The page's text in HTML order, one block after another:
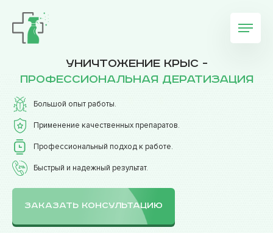
Уничтожение крыс -
профессиональная дератизация
Большой опыт работы.
Применение качественных препаратов.
Профессиональный подход к работе.
Быстрый и надежный результат.
ЗАКАЗАТЬ КОНСУЛЬТАЦИЮ